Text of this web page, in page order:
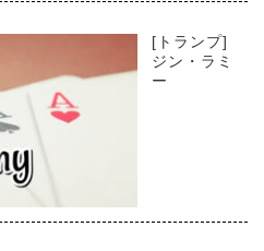
[トランプ]
ジン・ラミ
ー